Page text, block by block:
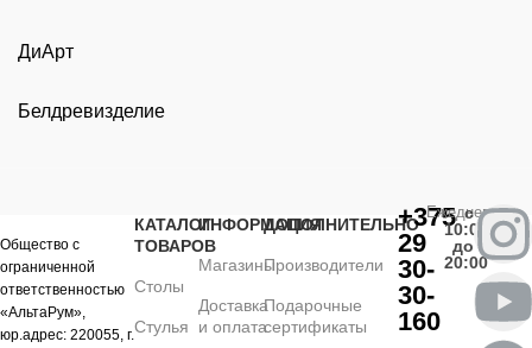
ДиАрт
Белдревизделие
Общество с
ограниченной
ответственностью
«АльтаРум»,
юр.адрес: 220055, г.
КАТАЛОГ
ТОВАРОВ
Столы
Стулья
ИНФОРМАЦИЯ
Магазины
Доставка
и оплата
ДОПОЛНИТЕЛЬНО
Производители
Подарочные
сертификаты
+375
29
30-
30-
160
Ежедневно
с
10:00
до
20:00